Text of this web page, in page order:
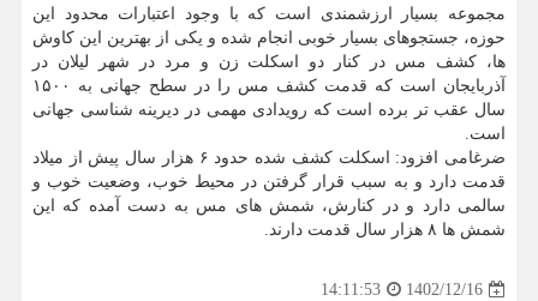
مجموعه بسیار ارزشمندی است که با وجود اعتبارات محدود این
حوزه، جستجوهای بسیار خوبی انجام شده و یکی از بهترین این کاوش
ها، کشف مس در کنار دو اسکلت زن و مرد در شهر لیلان در
آذربایجان است که قدمت کشف مس را در سطح جهانی به ۱۵۰۰
سال عقب تر برده است که رویدادی مهمی در دیرینه شناسی جهانی
است.
ضرغامی افزود: اسکلت کشف شده حدود ۶ هزار سال پیش از میلاد
قدمت دارد و به سبب قرار گرفتن در محیط خوب، وضعیت خوب و
سالمی دارد و در کنارش، شمش های مس به دست آمده که این
شمش ها ۸ هزار سال قدمت دارند.
1402/12/16
14:11:53